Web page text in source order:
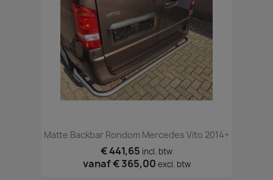
Matte Backbar Rondom Mercedes Vito 2014+
€ 441,65 incl. btw
vanaf€ 365,00 excl. btw